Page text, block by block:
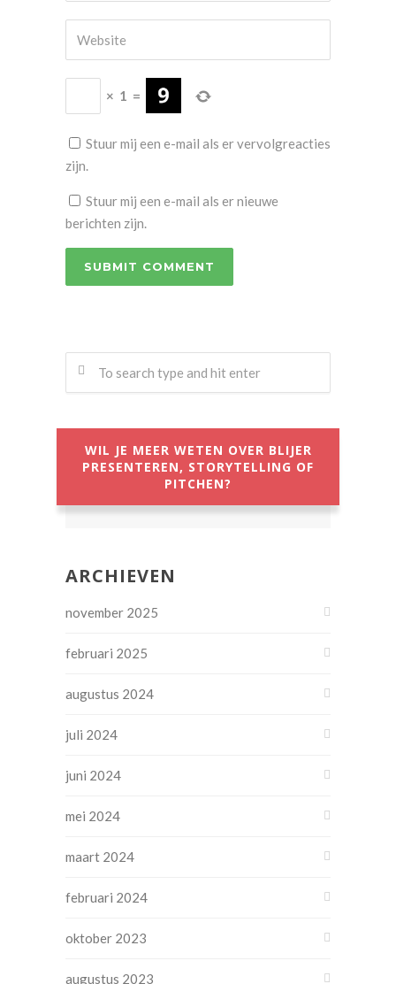
× 1 =
Stuur mij een e-mail als er vervolgreacties
zijn.
Stuur mij een e-mail als er nieuwe
berichten zijn.
WIL JE MEER WETEN OVER BLIJER
PRESENTEREN, STORYTELLING OF
PITCHEN?
ARCHIEVEN
november 2025
februari 2025
augustus 2024
juli 2024
juni 2024
mei 2024
maart 2024
februari 2024
oktober 2023
augustus 2023